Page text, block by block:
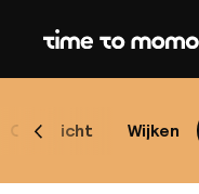
Home
Overzicht Wijken
Scroll naar links